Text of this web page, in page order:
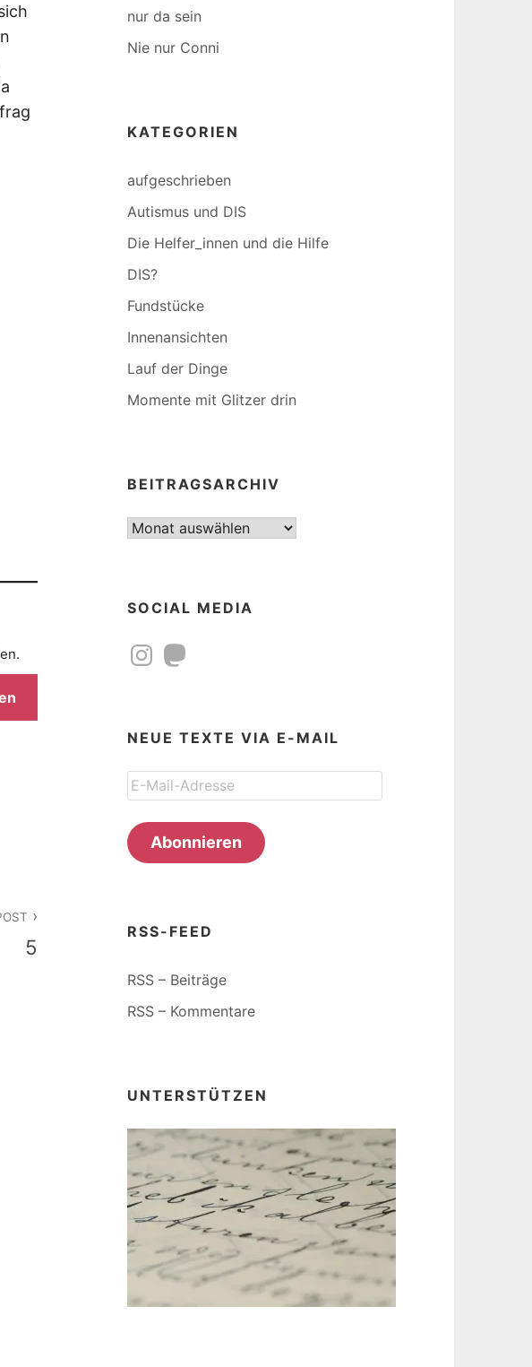
5
nur da sein
Nie nur Conni
KATEGORIEN
aufgeschrieben
Autismus und DIS
Die Helfer_innen und die Hilfe
DIS?
Fundstücke
Innenansichten
Lauf der Dinge
Momente mit Glitzer drin
BEITRAGSARCHIV
Beitragsarchiv
SOCIAL MEDIA
InstagramMastodon
NEUE TEXTE VIA E-MAIL
E-
Mail-
Adresse
Abonnieren
RSS-FEED
RSS – Beiträge
RSS – Kommentare
UNTERSTÜTZEN